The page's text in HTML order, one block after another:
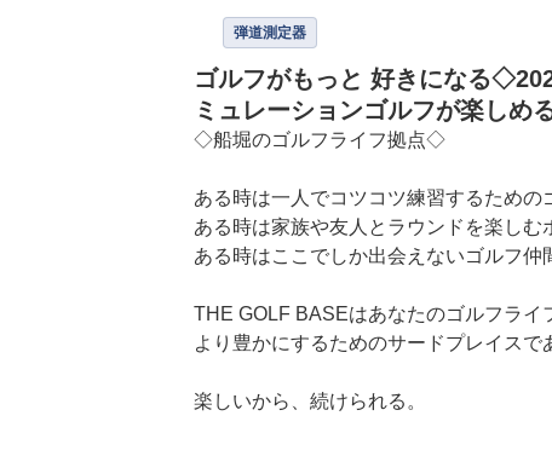
弾道測定器
ゴルフがもっと 好きになる
ミュレーションゴルフが楽しめ
◇船堀のゴルフライフ拠点◇
ある時は一人でコツコツ練習するための
ある時は家族や友人とラウンドを楽しむ
ある時はここでしか出会えないゴルフ仲
THE GOLF BASEはあなたのゴルフライ
より豊かにするためのサードプレイスで
楽しいから、続けられる。